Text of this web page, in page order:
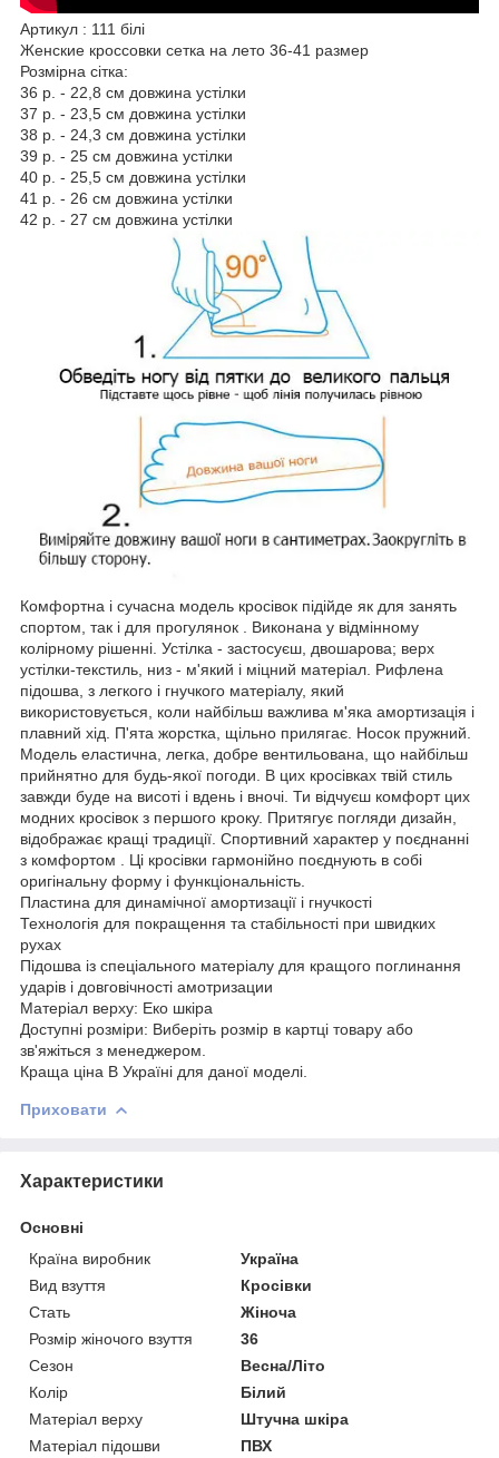
Артикул : 111 білі
Женские кроссовки сетка на лето 36-41 размер
Розмірна сітка:
36 р. - 22,8 см довжина устілки
37 р. - 23,5 см довжина устілки
38 р. - 24,3 см довжина устілки
39 р. - 25 см довжина устілки
40 р. - 25,5 см довжина устілки
41 р. - 26 см довжина устілки
42 р. - 27 см довжина устілки
Комфортна і сучасна модель кросівок підійде як для занять
спортом, так і для прогулянок . Виконана у відмінному
колірному рішенні. Устілка - застосуєш, двошарова; верх
устілки-текстиль, низ - м'який і міцний матеріал. Рифлена
підошва, з легкого і гнучкого матеріалу, який
використовується, коли найбільш важлива м'яка амортизація і
плавний хід. П'ята жорстка, щільно прилягає. Носок пружний.
Модель еластична, легка, добре вентильована, що найбільш
прийнятно для будь-якої погоди. В цих кросівках твій стиль
завжди буде на висоті і вдень і вночі. Ти відчуєш комфорт цих
модних кросівок з першого кроку. Притягує погляди дизайн,
відображає кращі традиції. Спортивний характер у поєднанні
з комфортом . Ці кросівки гармонійно поєднують в собі
оригінальну форму і функціональність.
Пластина для динамічної амортизації і гнучкості
Технологія для покращення та стабільності при швидких
рухах
Підошва із спеціального матеріалу для кращого поглинання
ударів і довговічності амотризации
Матеріал верху: Еко шкіра
Доступні розміри: Виберіть розмір в картці товару або
зв'яжіться з менеджером.
Краща ціна В Україні для даної моделі.
Приховати
Характеристики
Основні
Країна виробник
Україна
Вид взуття
Кросівки
Стать
Жіноча
Розмір жіночого взуття
36
Сезон
Весна/Літо
Колір
Білий
Матеріал верху
Штучна шкіра
Матеріал підошви
ПВХ